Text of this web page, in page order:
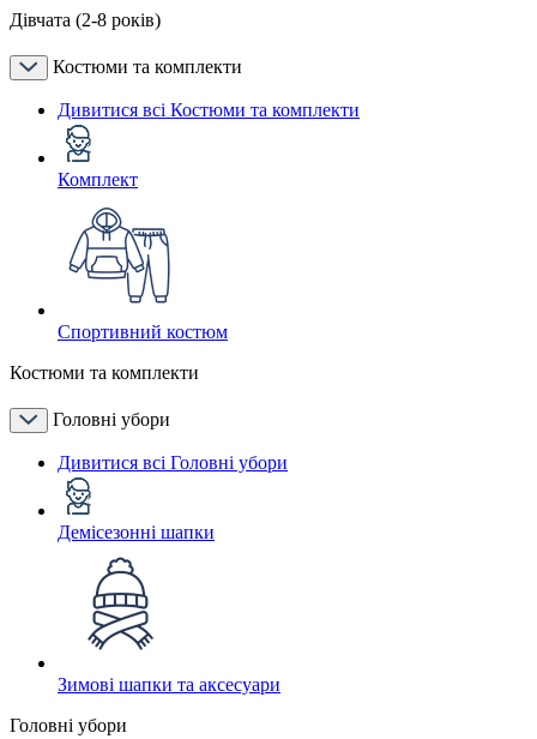
Дівчата (2-8 років)
Костюми та комплекти
Дивитися всі Костюми та комплекти
Комплект
Спортивний костюм
Костюми та комплекти
Головні убори
Дивитися всі Головні убори
Демісезонні шапки
Зимові шапки та аксесуари
Головні убори